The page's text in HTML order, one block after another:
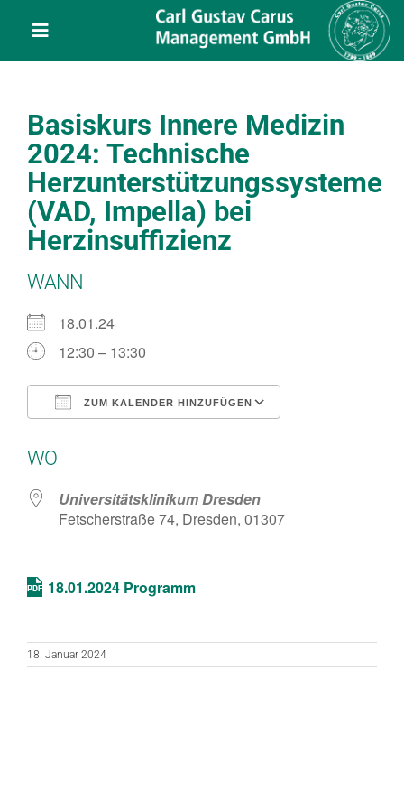
Toggle
Navigation
Über uns
Veranstaltungen
Service
Basiskurs Innere Medizin
2024: Technische
Herzunterstützungssysteme
(VAD, Impella) bei
Herzinsuffizienz
WANN
18.01.24
12:30 – 13:30
ZUM KALENDER HINZUFÜGEN
WO
Universitätsklinikum Dresden
Fetscherstraße 74, Dresden, 01307
18.01.2024 Programm
18. Januar 2024